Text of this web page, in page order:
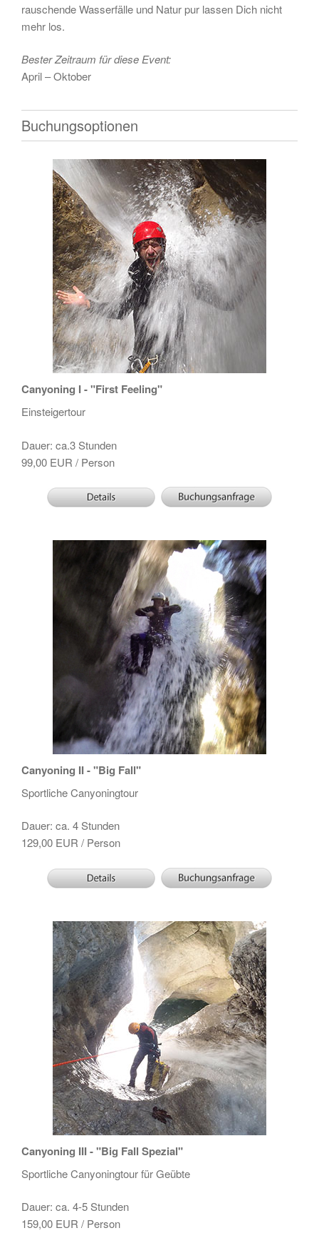
rauschende Wasserfälle und Natur pur lassen Dich nicht
mehr los.
Bester Zeitraum für diese Event:
April – Oktober
Buchungsoptionen
Canyoning I - "First Feeling"
Einsteigertour
Dauer: ca.3 Stunden
99,00 EUR / Person
Canyoning II - "Big Fall"
Sportliche Canyoningtour
Dauer: ca. 4 Stunden
129,00 EUR / Person
Canyoning III - "Big Fall Spezial"
Sportliche Canyoningtour für Geübte
Dauer: ca. 4-5 Stunden
159,00 EUR / Person